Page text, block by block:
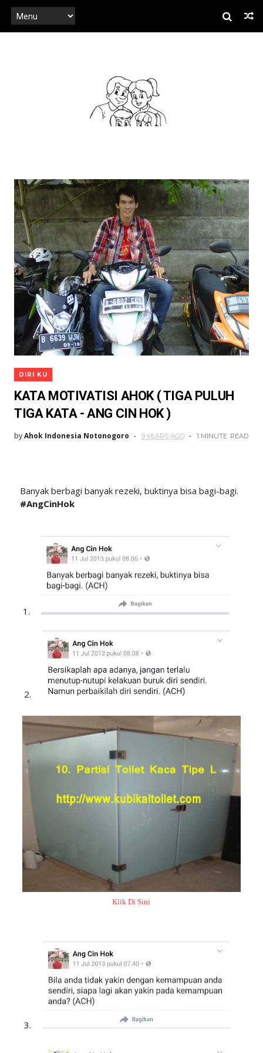
DIRI KU
KATA MOTIVATISI AHOK ( TIGA PULUH
TIGA KATA - ANG CIN HOK )
byAhok Indonesia Notonogoro 9 YEARS AGO 1 MINUTE READ
Banyak berbagi banyak rezeki, buktinya bisa bagi-bagi.
#AngCinHok
1.
2.
Klik Di Sini
3.